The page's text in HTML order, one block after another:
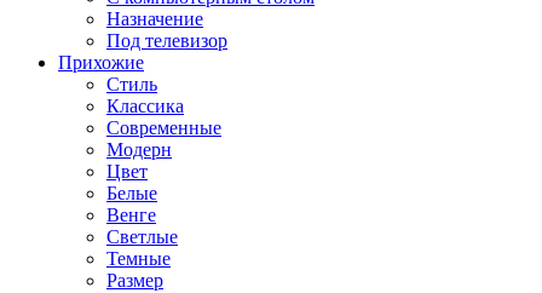
Назначение
Под телевизор
Прихожие
Стиль
Классика
Современные
Модерн
Цвет
Белые
Венге
Светлые
Темные
Размер